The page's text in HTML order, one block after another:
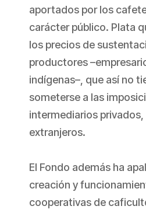
aportados por los
carácter público. Plata
los precios de
productores
indígenas–, que así no
someterse a las
intermediarios
extranjeros.
El Fondo además ha
creación y
cooperativas de